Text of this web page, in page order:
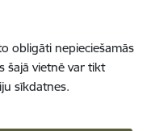
obligāti nepieciešamās
šajā vietnē var tikt
sīkdatnes.